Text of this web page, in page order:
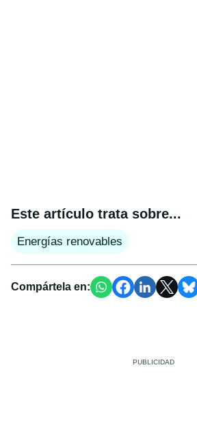
Este artículo trata sobre...
Energías renovables
Compártela en: